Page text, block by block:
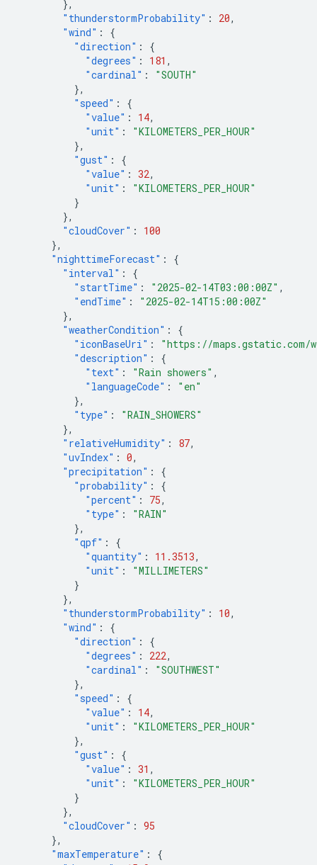
},
"thunderstormProbability" : 20,
"wind" :
{
"direction" :
{
"degrees" : 181 ,
"cardinal" :
"SOUTH"
},
"speed" :
{
"value" : 14,
"unit" :
"KILOMETERS_PER_HOUR"
},
"gust" :
{
"value" : 32,
"unit" :
"KILOMETERS_PER_HOUR"
}
},
"cloudCover" :
100
},
"nighttimeForecast" :
{
"interval" :
{
"startTime" : "2025-02-14T03:00:00Z" ,
"endTime" :
"2025-02-14T15:00:00Z"
},
"weatherCondition" :
{
"iconBaseUri" :
"https://maps.gstatic.com/
"description" :
{
"text" : "Rain showers" ,
"languageCode" :
"en"
},
"type" :
"RAIN_SHOWERS"
},
"relativeHumidity" : 87,
"uvIndex" : 0,
"precipitation" :
{
"probability" :
{
"percent" : 75,
"type" :
"RAIN"
},
"qpf" :
{
"quantity" : 11.3513,
"unit" :
"MILLIMETERS"
}
},
"thunderstormProbability" : 10,
"wind" :
{
"direction" :
{
"degrees" : 222,
"cardinal" :
"SOUTHWEST"
},
"speed" :
{
"value" : 14,
"unit" :
"KILOMETERS_PER_HOUR"
},
"gust" :
{
"value" : 31 ,
"unit" :
"KILOMETERS_PER_HOUR"
}
},
"cloudCover" : 95
},
"maxTemperature" :
{